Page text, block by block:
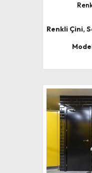
Renkli Çini,